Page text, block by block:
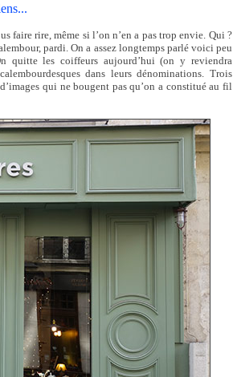
faire rire, même si l’on n’en a pas trop envie. Qui ?
pardi. On a assez longtemps parlé voici peu
quitte les coiffeurs aujourd’hui (on y reviendra
dans leurs dénominations. Trois
qui ne bougent pas qu’on a constitué au fil